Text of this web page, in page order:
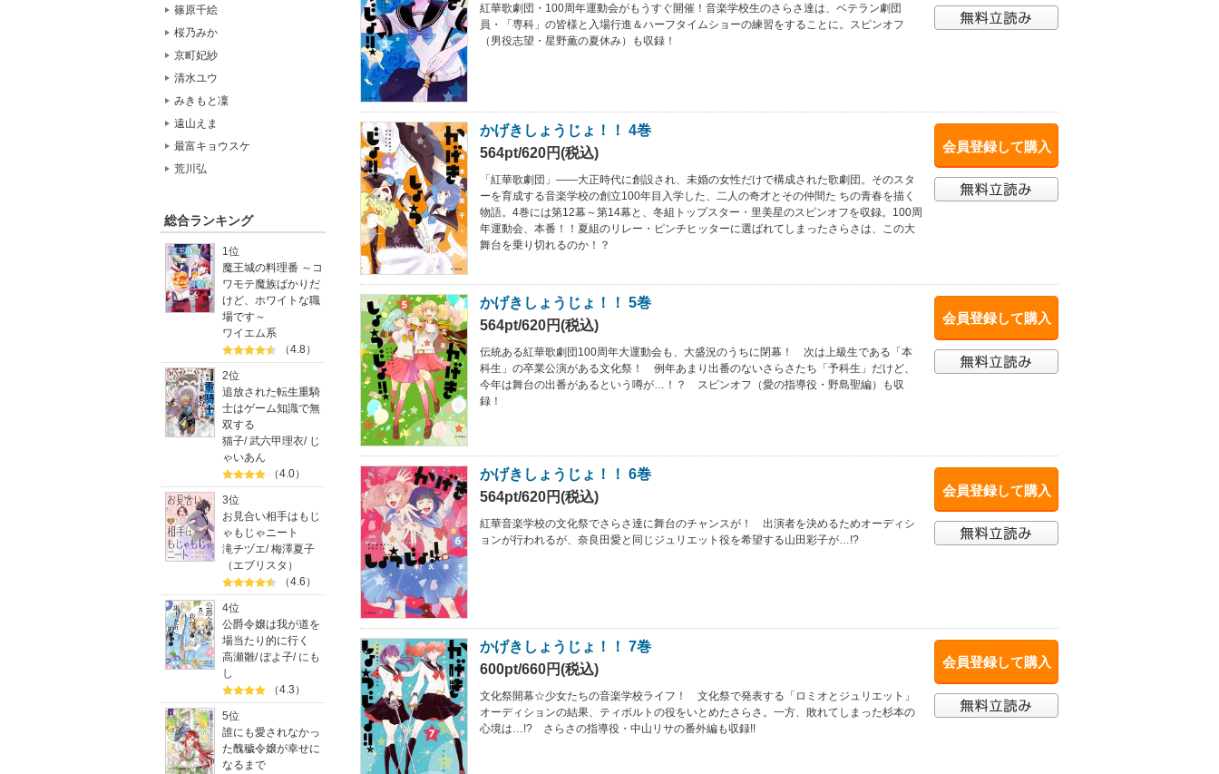
篠原千絵
桜乃みか
京町妃紗
清水ユウ
みきもと凜
遠山えま
最富キョウスケ
荒川弘
総合ランキング
1位
魔王城の料理番 ～コ
ワモテ魔族ばかりだ
けど、ホワイトな職
場です～
ワイエム系
（4.8）
2位
追放された転生重騎
士はゲーム知識で無
双する
猫子/武六甲理衣/ じ
ゃいあん
（4.0）
3位
お見合い相手はもじ
ゃもじゃニート
滝チヅエ/梅澤夏子
（エブリスタ）
（4.6）
4位
公爵令嬢は我が道を
場当たり的に行く
高瀬雛/ぽよ子/ にも
し
（4.3）
5位
誰にも愛されなかっ
た醜穢令嬢が幸せに
なるまで
紅華歌劇団・100周年運動会がもうすぐ開催！音楽学校生のさらさ達は、ベテラン劇団
員・「専科」の皆様と入場行進＆ハーフタイムショーの練習をすることに。スピンオフ
（男役志望・星野薫の夏休み）も収録！
会員登録して購入
かげきしょうじょ！！ 4巻
564pt/620円(税込)
「紅華歌劇団」――大正時代に創設され、未婚の女性だけで構成された歌劇団。そのスタ
ーを育成する音楽学校の創立100年目入学した、二人の奇才とその仲間た ちの青春を描く
物語。4巻には第12幕～第14幕と、冬組トップスター・里美星のスピンオフを収録。100周
年運動会、本番！！夏組のリレー・ピンチヒッターに選ばれてしまったさらさは、この大
舞台を乗り切れるのか！？
会員登録して購入
かげきしょうじょ！！ 5巻
564pt/620円(税込)
伝統ある紅華歌劇団100周年大運動会も、大盛況のうちに閉幕！ 次は上級生である「本
科生」の卒業公演がある文化祭！ 例年あまり出番のないさらさたち「予科生」だけど、
今年は舞台の出番があるという噂が…！？ スピンオフ（愛の指導役・野島聖編）も収
録！
会員登録して購入
かげきしょうじょ！！ 6巻
564pt/620円(税込)
紅華音楽学校の文化祭でさらさ達に舞台のチャンスが！ 出演者を決めるためオーディシ
ョンが行われるが、奈良田愛と同じジュリエット役を希望する山田彩子が…!?
会員登録して購入
かげきしょうじょ！！ 7巻
600pt/660円(税込)
文化祭開幕☆少女たちの音楽学校ライフ！ 文化祭で発表する「ロミオとジュリエット」
オーディションの結果、ティボルトの役をいとめたさらさ。一方、敗れてしまった杉本の
心境は…!? さらさの指導役・中山リサの番外編も収録!!